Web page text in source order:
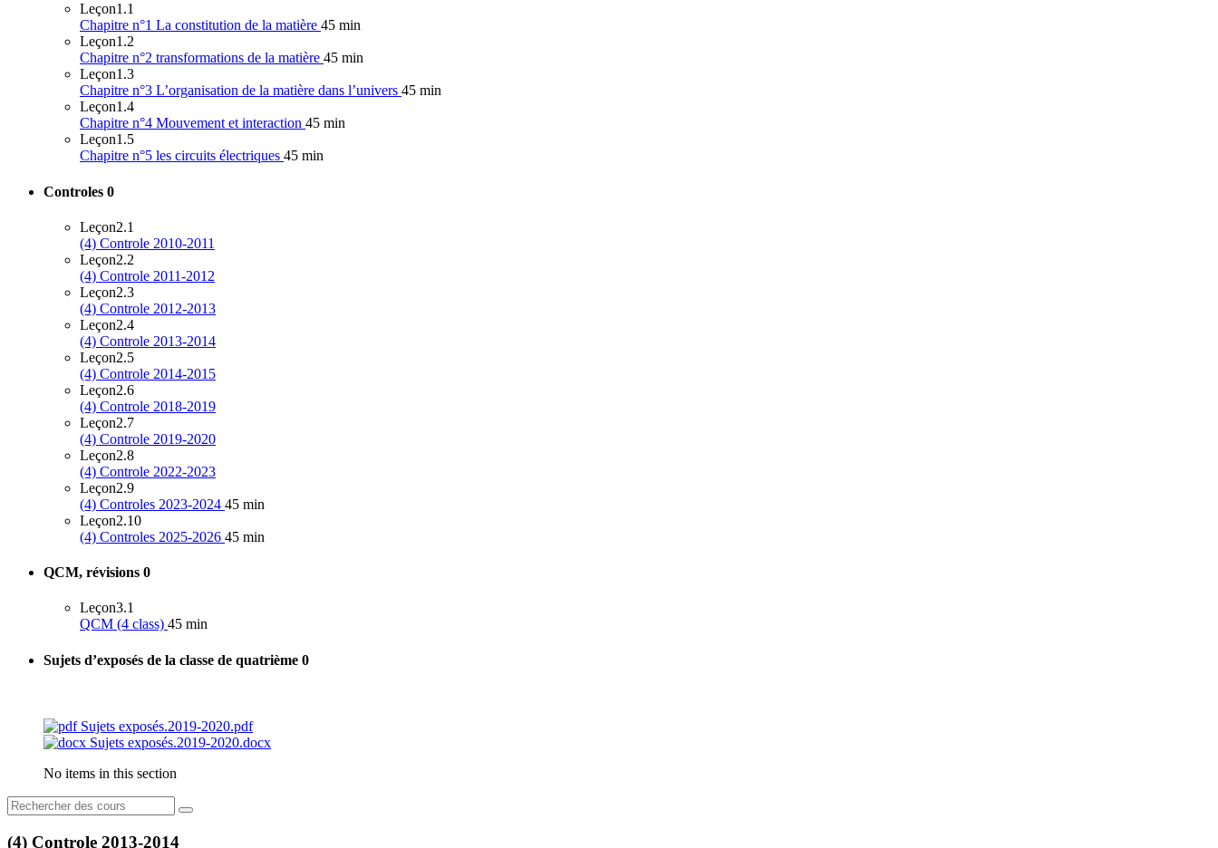
Leçon1.1
Chapitre n°1 La constitution de la matière 45 min
Leçon1.2
Chapitre n°2 transformations de la matière 45 min
Leçon1.3
Chapitre n°3 L’organisation de la matière dans l’univers 45 min
Leçon1.4
Chapitre n°4 Mouvement et interaction 45 min
Leçon1.5
Chapitre n°5 les circuits électriques 45 min
Controles 0
Leçon2.1
(4) Controle 2010-2011
Leçon2.2
(4) Controle 2011-2012
Leçon2.3
(4) Controle 2012-2013
Leçon2.4
(4) Controle 2013-2014
Leçon2.5
(4) Controle 2014-2015
Leçon2.6
(4) Controle 2018-2019
Leçon2.7
(4) Controle 2019-2020
Leçon2.8
(4) Controle 2022-2023
Leçon2.9
(4) Controles 2023-2024 45 min
Leçon2.10
(4) Controles 2025-2026 45 min
QCM, révisions 0
Leçon3.1
QCM (4 class) 45 min
Sujets d’exposés de la classe de quatrième 0
Sujets exposés.2019-2020.pdf
Sujets exposés.2019-2020.docx
No items in this section
(4) Controle 2013-2014